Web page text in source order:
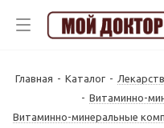
Главная - Каталог -
- Витаминно-
Витаминно-минеральные